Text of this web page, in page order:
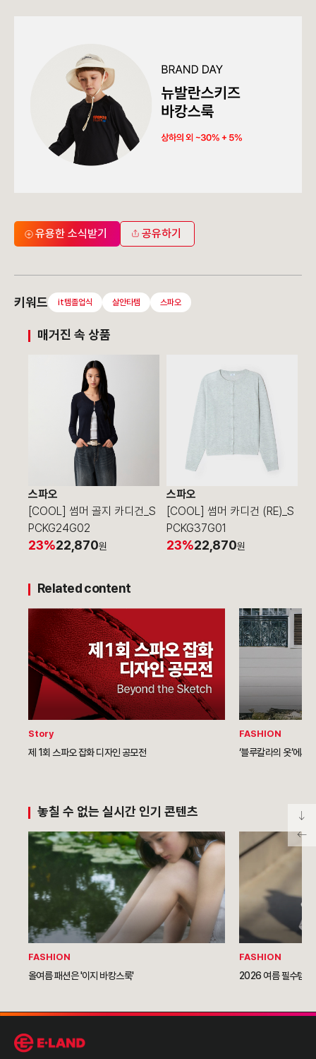
유용한 소식받기 공유하기
키워드 it템졸업식 살안타템 스파오
매거진 속 상품
스파오
[COOL] 썸머 골지 카디건_S
PCKG24G02
23%22,870원
스파오
[COOL] 썸머 카디건 (RE)_S
PCKG37G01
23%22,870원
Related content
Story
제 1회 스파오 잡화 디자인 공모전
FASHION
‘블루칼라의 옷’에서
놓칠 수 없는 실시간 인기 콘텐츠
FASHION
올여름 패션은 '이지 바캉스룩'
FASHION
2026 여름 필수템이